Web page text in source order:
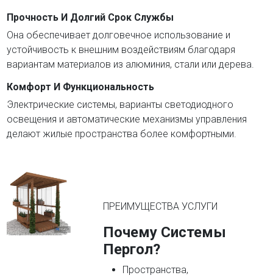
Прочность И Долгий Срок Службы
Она обеспечивает долговечное использование и
устойчивость к внешним воздействиям благодаря
вариантам материалов из алюминия, стали или дерева.
Комфорт И Функциональность
Электрические системы, варианты светодиодного
освещения и автоматические механизмы управления
делают жилые пространства более комфортными.
ПРЕИМУЩЕСТВА УСЛУГИ
Почему Системы
Пергол?
Пространства,